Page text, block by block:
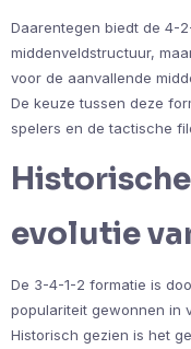
Daarentegen biedt de 4-
middenveldstructuur,
voor de aanvallende
De keuze tussen deze
spelers en de tactische
evolutie
De 3-4-1-2 formatie is
populariteit gewonnen in
Historisch gezien is het